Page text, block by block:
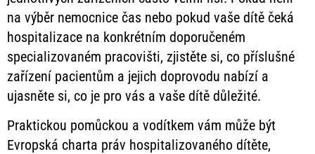
na výběr nemocnice čas nebo pokud vaše dítě čeká
hospitalizace na konkrétním doporučeném
specializovaném pracovišti, zjistěte si, co příslušné
zařízení pacientům a jejich doprovodu nabízí a
ujasněte si, co je pro vás a vaše dítě důležité.
Praktickou pomůckou a vodítkem vám může být
Evropská charta práv hospitalizovaného dítěte,